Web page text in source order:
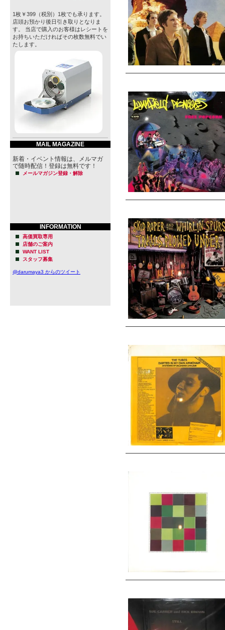
1枚￥399（税別）1枚でも承ります。
店頭お預かり後日引き取りとなりま
す。 当店で購入のお客様はレシートを
お持ちいただければその枚数無料でい
たします。
MAIL MAGAZINE
新着・イベント情報は、メルマガ
で随時配信！登録は無料です！
メールマガジン登録・解除
INFORMATION
高価買取専用
店舗のご案内
WANT LIST
スタッフ募集
@darumaya3 からのツイート